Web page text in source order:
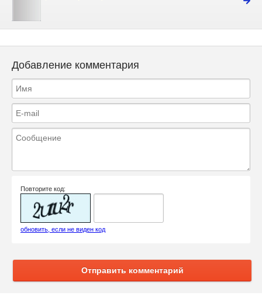
Добавление комментария
Повторите код:
обновить, если не виден код
Отправить комментарий